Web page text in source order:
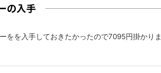
の入手
をを入手しておきたかったので7095円掛かりま